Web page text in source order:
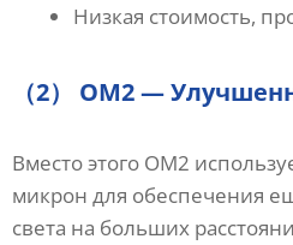
Низкая стоимость,
（2） OM2 —
Вместо этого OM2
микрон для обеспечения
света на больших